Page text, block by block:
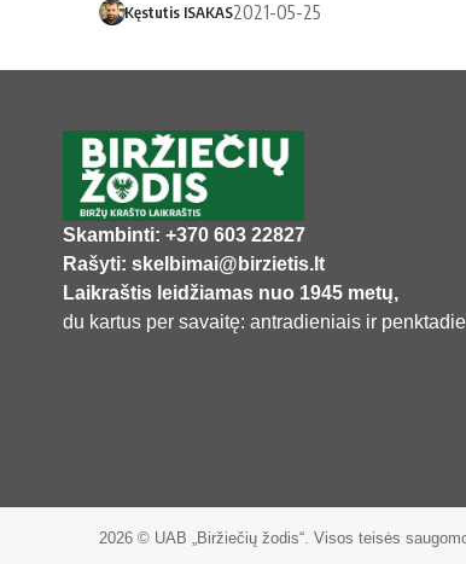
Kęstutis ISAKAS2021-05-25
Skambinti: +370 603 22827
Rašyti: skelbimai@birzietis.lt
Laikraštis leidžiamas nuo 1945 metų,
du kartus per savaitę: antradieniais ir
2026 © UAB „Biržiečių žodis“. Visos teisės